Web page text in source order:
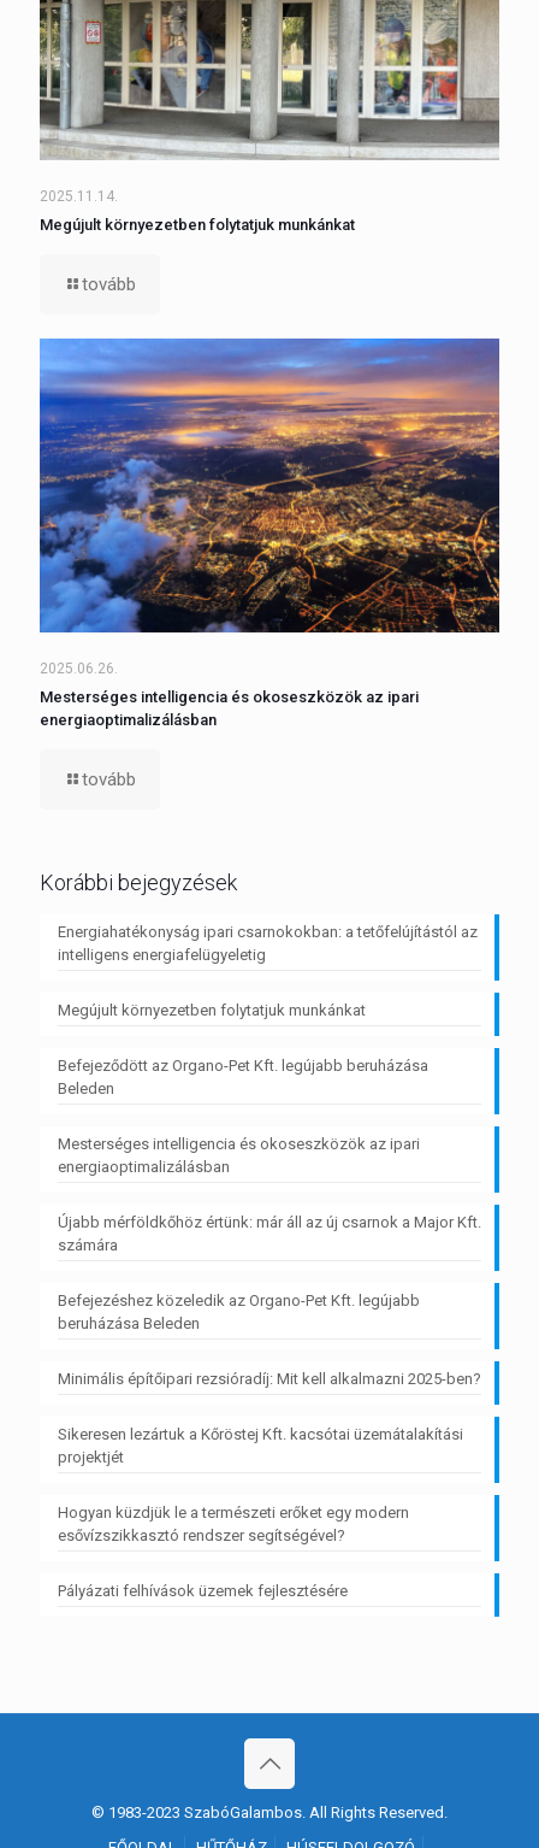
2025.11.14.
Megújult környezetben folytatjuk munkánkat
tovább
2025.06.26.
Mesterséges intelligencia és okoseszközök az ipari
energiaoptimalizálásban
tovább
Korábbi bejegyzések
Energiahatékonyság ipari csarnokokban: a tetőfelújítástól az
intelligens energiafelügyeletig
Megújult környezetben folytatjuk munkánkat
Befejeződött az Organo-Pet Kft. legújabb beruházása
Beleden
Mesterséges intelligencia és okoseszközök az ipari
energiaoptimalizálásban
Újabb mérföldkőhöz értünk: már áll az új csarnok a Major Kft.
számára
Befejezéshez közeledik az Organo-Pet Kft. legújabb
beruházása Beleden
Minimális építőipari rezsióradíj: Mit kell alkalmazni 2025-ben?
Sikeresen lezártuk a Kőröstej Kft. kacsótai üzemátalakítási
projektjét
Hogyan küzdjük le a természeti erőket egy modern
esővízszikkasztó rendszer segítségével?
Pályázati felhívások üzemek fejlesztésére
© 1983-2023 SzabóGalambos. All Rights Reserved.